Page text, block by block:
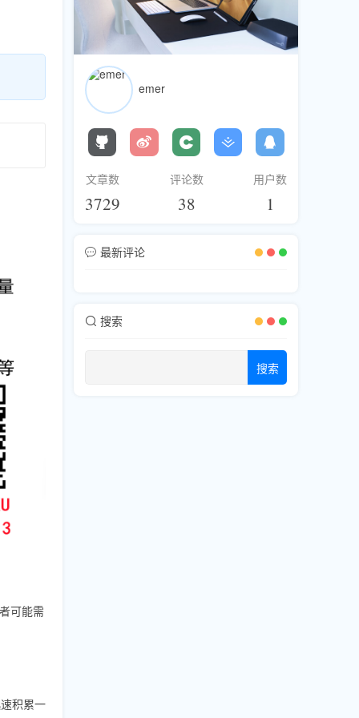
可能需
积累一
emer
文章数
3729
评论数
38
用户数
1
最新评论
搜索
搜索